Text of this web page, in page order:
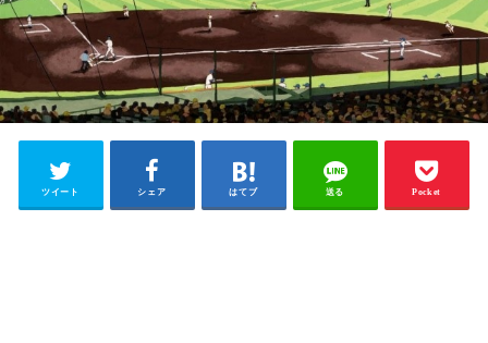
ツイート シェア はてブ 送る Pocket